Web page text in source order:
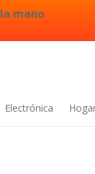
mano
Electrónica